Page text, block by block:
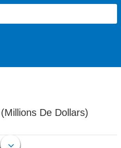
De Dollars)